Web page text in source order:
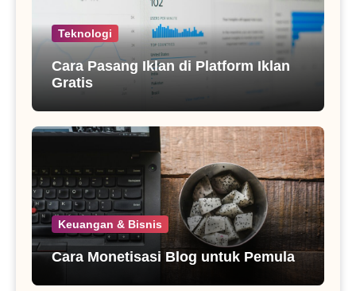
Teknologi
Cara Pasang Iklan di Platform Iklan
Gratis
Keuangan & Bisnis
Cara Monetisasi Blog untuk Pemula